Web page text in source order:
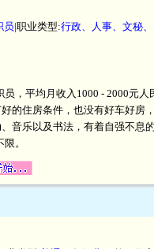
员|职业类型:行政、人事、文秘
，平均月收入1000 - 2000元
的住房条件，也没有好车好房
音乐以及书法，有着自强不息
。